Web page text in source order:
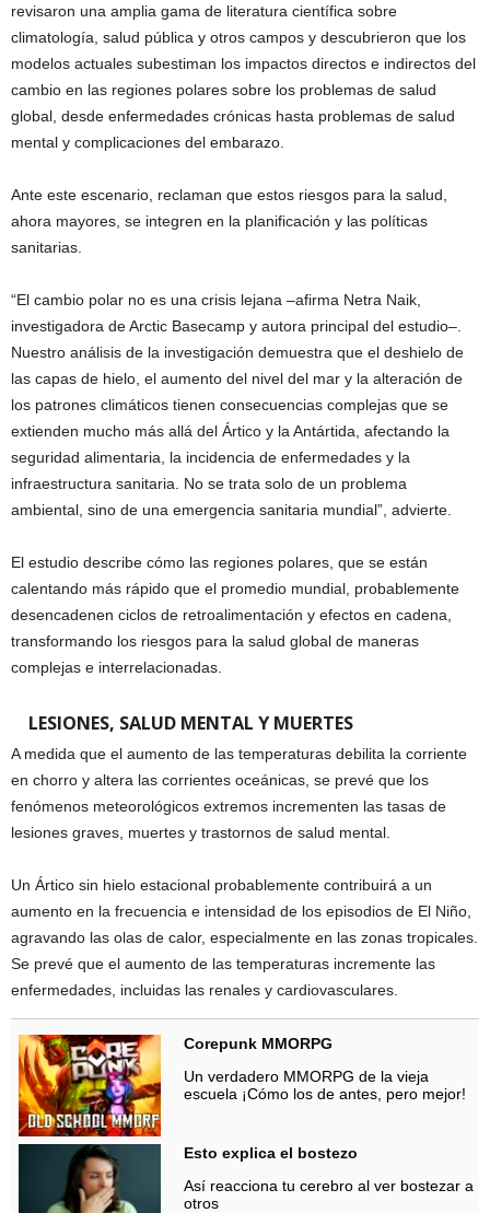
revisaron una amplia gama de literatura científica sobre
climatología, salud pública y otros campos y descubrieron que los
modelos actuales subestiman los impactos directos e indirectos del
cambio en las regiones polares sobre los problemas de salud
global, desde enfermedades crónicas hasta problemas de salud
mental y complicaciones del embarazo.
Ante este escenario, reclaman que estos riesgos para la salud,
ahora mayores, se integren en la planificación y las políticas
sanitarias.
“El cambio polar no es una crisis lejana –afirma Netra Naik,
investigadora de Arctic Basecamp y autora principal del estudio–.
Nuestro análisis de la investigación demuestra que el deshielo de
las capas de hielo, el aumento del nivel del mar y la alteración de
los patrones climáticos tienen consecuencias complejas que se
extienden mucho más allá del Ártico y la Antártida, afectando la
seguridad alimentaria, la incidencia de enfermedades y la
infraestructura sanitaria. No se trata solo de un problema
ambiental, sino de una emergencia sanitaria mundial”, advierte.
El estudio describe cómo las regiones polares, que se están
calentando más rápido que el promedio mundial, probablemente
desencadenen ciclos de retroalimentación y efectos en cadena,
transformando los riesgos para la salud global de maneras
complejas e interrelacionadas.
LESIONES, SALUD MENTAL Y MUERTES
A medida que el aumento de las temperaturas debilita la corriente
en chorro y altera las corrientes oceánicas, se prevé que los
fenómenos meteorológicos extremos incrementen las tasas de
lesiones graves, muertes y trastornos de salud mental.
Un Ártico sin hielo estacional probablemente contribuirá a un
aumento en la frecuencia e intensidad de los episodios de El Niño,
agravando las olas de calor, especialmente en las zonas tropicales.
Se prevé que el aumento de las temperaturas incremente las
enfermedades, incluidas las renales y cardiovasculares.
Corepunk MMORPG
Un verdadero MMORPG de la vieja
escuela ¡Cómo los de antes, pero mejor!
Esto explica el bostezo
Así reacciona tu cerebro al ver bostezar a
otros